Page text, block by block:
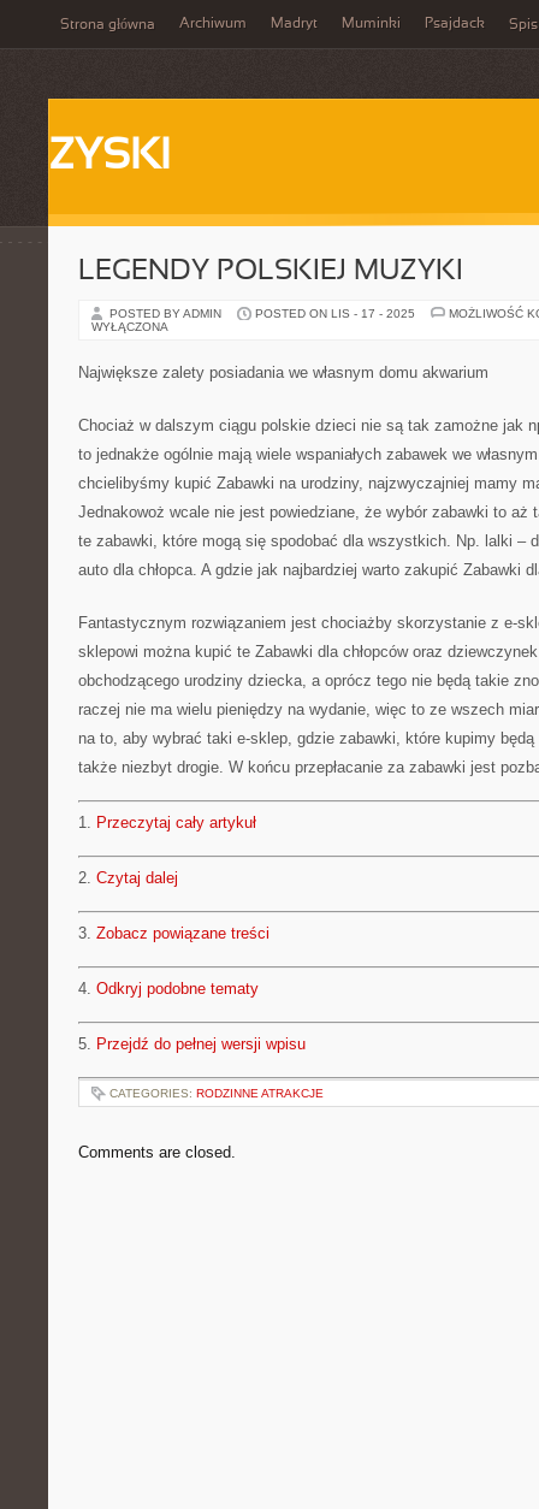
Strona główna Archiwum Madryt Muminki Psajdack Spis
ZYSKI
LEGENDY POLSKIEJ MUZYKI
POSTED BY ADMIN POSTED ON LIS - 17 - 2025
MOŻLIWOŚĆ
WYŁĄCZONA
Największe zalety posiadania we własnym domu akwarium
Chociaż w dalszym ciągu polskie dzieci nie są tak zamożne jak
to jednakże ogólnie mają wiele wspaniałych zabawek we
chcielibyśmy kupić Zabawki na urodziny, najzwyczajniej mamy
Jednakowoż wcale nie jest powiedziane, że wybór zabawki to aż
te zabawki, które mogą się spodobać dla wszystkich. Np. lalki –
auto dla chłopca. A gdzie jak najbardziej warto zakupić Zabawki
Fantastycznym rozwiązaniem jest chociażby skorzystanie z e-
sklepowi można kupić te Zabawki dla chłopców oraz
obchodzącego urodziny dziecka, a oprócz tego nie będą takie
raczej nie ma wielu pieniędzy na wydanie, więc to ze wszech
na to, aby wybrać taki e-sklep, gdzie zabawki, które kupimy
także niezbyt drogie. W końcu przepłacanie za zabawki jest
1. Przeczytaj cały artykuł
2. Czytaj dalej
3. Zobacz powiązane treści
4. Odkryj podobne tematy
5. Przejdź do pełnej wersji wpisu
CATEGORIES: RODZINNE ATRAKCJE
Comments are closed.